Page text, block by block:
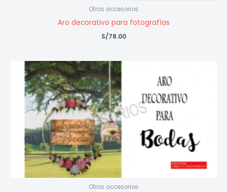
Otros accesorios
Aro decorativo para fotografías
S/78.00
Otros accesorios